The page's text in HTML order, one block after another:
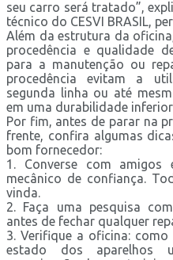
seu carro será tratado”,
técnico do CESVI BRASIL,
Além da estrutura da
procedência e qualidade
para a manutenção ou
procedência evitam a
segunda linha ou até
em uma durabilidade
Por fim, antes de parar na
frente, confira algumas
bom fornecedor:
1. Converse com
mecânico de confiança.
vinda.
2. Faça uma pesquisa
antes de fechar qualquer
3. Verifique a oficina:
estado dos aparelhos